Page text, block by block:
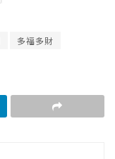
多福多財